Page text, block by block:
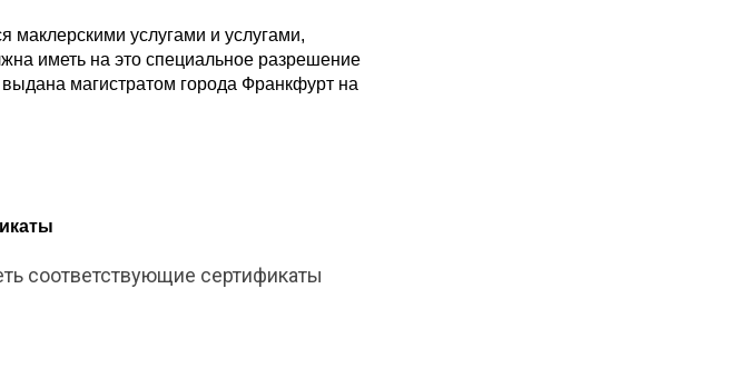
маклерскими услугами и услугами,
иметь на это специальное разрешение
магистратом города Франкфурт на
соответствующие сертификаты